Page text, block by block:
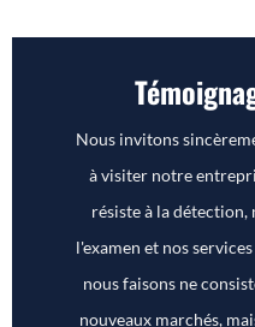
Nous invitons
à visiter notre
résiste à la
l'examen et nos
nous faisons ne
nouveaux marchés,